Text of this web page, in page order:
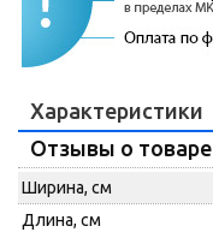
Характеристики
Отзывы о товаре
Ширина, см
Длина, см